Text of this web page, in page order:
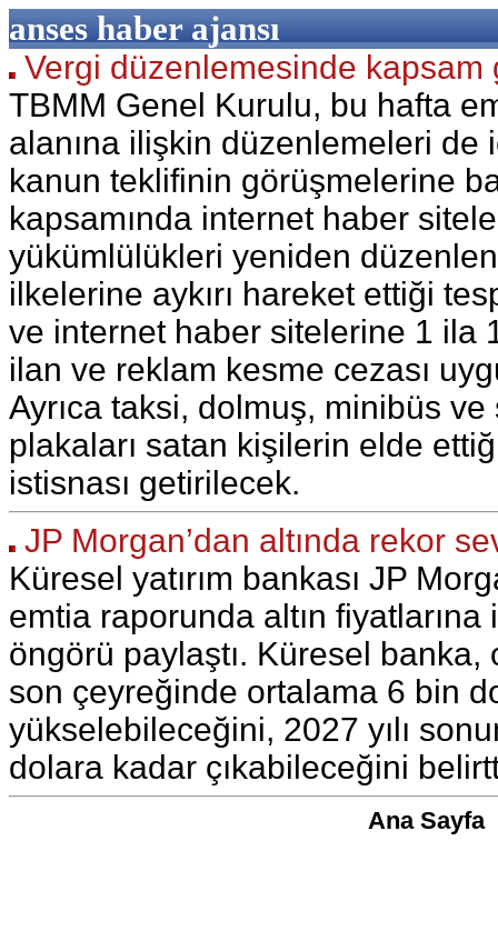
anses haber ajansı
Vergi düzenlemesinde kapsam
TBMM Genel Kurulu, bu hafta
alanına ilişkin düzenlemeleri de
kanun teklifinin görüşmelerine
kapsamında internet haber
yükümlülükleri yeniden
ilkelerine aykırı hareket ettiği
ve internet haber sitelerine 1 ila
ilan ve reklam kesme cezası
Ayrıca taksi, dolmuş, minibüs
plakaları satan kişilerin elde
istisnası getirilecek.
JP Morgan’dan altında rekor
Küresel yatırım bankası JP
emtia raporunda altın
öngörü paylaştı. Küresel banka,
son çeyreğinde ortalama 6 bin
yükselebileceğini, 2027 yılı
dolara kadar çıkabileceğini
Ana Sayfa